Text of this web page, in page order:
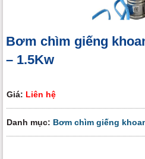
Bơm chìm giếng
– 1.5Kw
Giá: Liên hệ
Danh mục: Bơm chìm giếng